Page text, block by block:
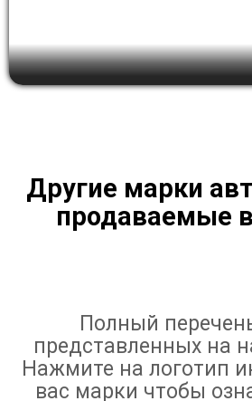
Другие марки
продаваемые
Полный
представленных на
Нажмите на логотип
вас марки чтобы